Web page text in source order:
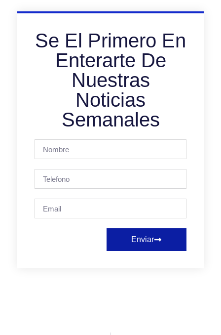
Se El Primero En
Enterarte De
Nuestras
Noticias
Semanales
Enviar